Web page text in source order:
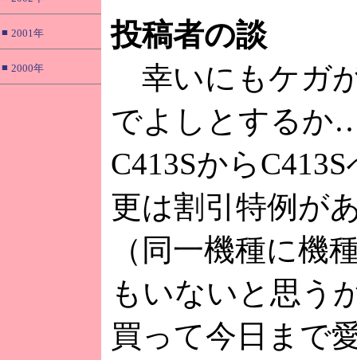
■ 2001年
■ 2000年
投稿者の談
幸いにもケガ
でよしとするか
C413Sから
更は割引特例が
（同一機種に機
もいないと思う
買って今日まで